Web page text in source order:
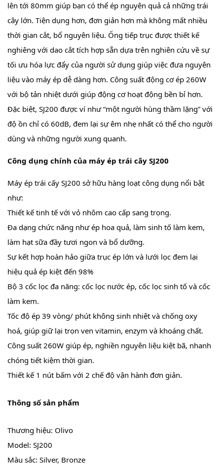
lên tới 80mm giúp bạn có thể ép nguyên quả cả những trái
cây lớn. Tiện dụng hơn, đơn giản hơn mà không mất nhiều
thời gian cắt, bổ nguyên liệu. Ống tiếp trục được thiết kế
nghiêng với dao cắt tích hợp sẵn dựa trên nghiên cứu về sự
tối ưu hóa lực đẩy của người sử dụng giúp việc đưa nguyên
liệu vào máy ép dễ dàng hơn. Công suất động cơ ép 260W
với bộ tản nhiệt dưới giúp động cơ hoạt động bền bỉ hơn.
Đặc biệt, SJ200 được ví như “một người hùng thầm lặng” với
độ ồn chỉ có 60dB, đem lại sự êm nhẹ nhất có thể cho người
dùng và những người xung quanh.
Công dụng chính của máy ép trái cây SJ200
Máy ép trái cấy SJ200 sở hữu hàng loạt công dụng nổi bật
như:
Thiết kế tinh tế với vỏ nhôm cao cấp sang trọng.
Đa dạng chức năng như ép hoa quả, làm sinh tố làm kem,
làm hạt sữa đầy tươi ngon và bổ dưỡng.
Sự kết hợp hoàn hảo giữa trục ép lớn và lưới lọc đem lại
hiệu quả ép kiệt đến 98%
Bộ 3 cốc lọc đa năng: cốc lọc nước ép, cốc lọc sinh tố và cốc
làm kem.
Tốc độ ép 39 vòng/ phút không sinh nhiệt và chống oxy
hoá, giúp giữ lại trọn ven vitamin, enzym và khoáng chất.
Công suất 260W giúp ép, nghiền nguyên liệu kiệt bã, nhanh
chóng tiết kiệm thời gian.
Thiết kế 1 nút bấm với 2 chế độ vận hành đơn giản.
Thông số sản phẩm
Thương hiệu: Olivo
Model: SJ200
Màu sắc: Silver, Bronze